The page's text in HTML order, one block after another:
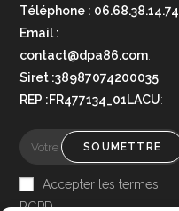
Téléphone : 06.68.38.14.74
Email :
contact@dpa86.com:
Siret :38987074200035:
REP :FR477134_01LACU:
SOUMETTRE
Accepter les termes
RGPD